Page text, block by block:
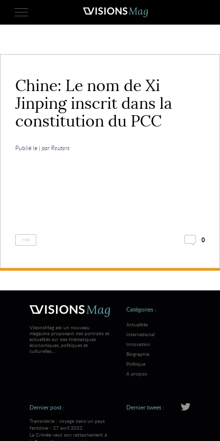
Chine: Le nom de Xi
Jinping inscrit dans la
constitution du PCC
Publié le | par Reuters
0
VisionsMag est un nouveau
magazine proposant des portraits et
actualités sur des thématiques
économiques, politiques et
culturelles...
Catégories :
Actualités
International
Innovation
Biographie
Politique
A propos
Dernier post :
Transnistrie : voyage dans un pays
fantôme - 27 avril 2022
La Crimée veut son rattachement à
Dernier tweet :